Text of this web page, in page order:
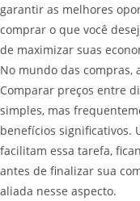
garantir as melhores
comprar o que você
de maximizar suas
No mundo das compras,
Comparar preços entre
simples, mas
benefícios significativos.
facilitam essa tarefa,
antes de finalizar sua
aliada nesse aspecto.